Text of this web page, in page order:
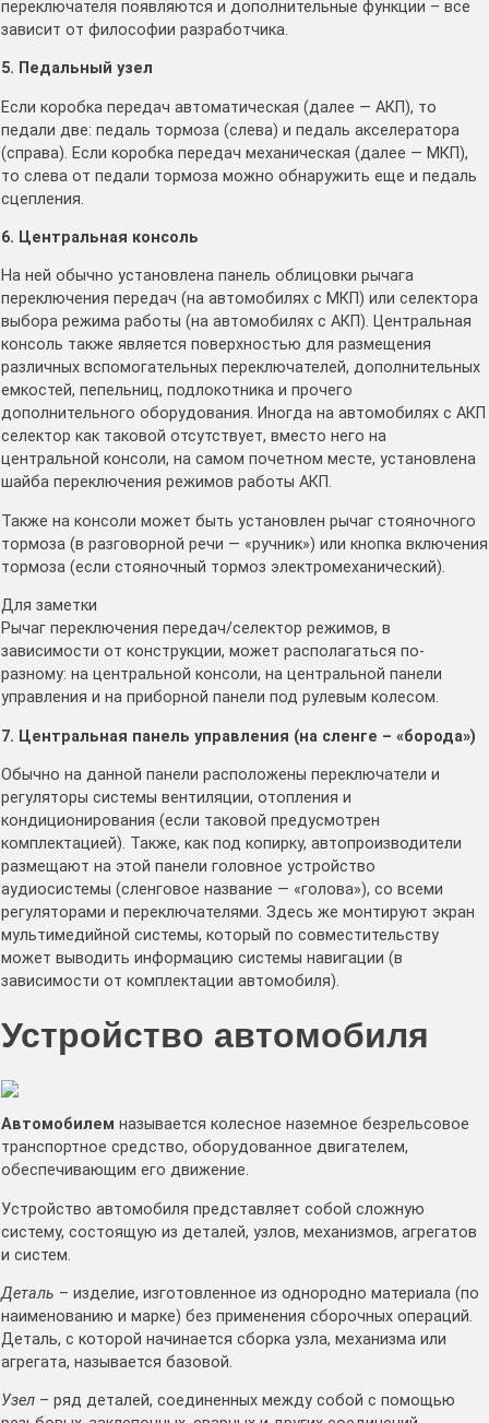
переключателя появляются и дополнительные функции – все
зависит от философии разработчика.
5. Педальный узел
Если коробка передач автоматическая (далее — АКП), то
педали две: педаль тормоза (слева) и педаль акселератора
(справа). Если коробка передач механическая (далее — МКП),
то слева от педали тормоза можно обнаружить еще и педаль
сцепления.
6. Центральная консоль
На ней обычно установлена панель облицовки рычага
переключения передач (на автомобилях с МКП) или селектора
выбора режима работы (на автомобилях с АКП). Центральная
консоль также является поверхностью для размещения
различных вспомогательных переключателей, дополнительных
емкостей, пепельниц, подлокотника и прочего
дополнительного оборудования. Иногда на автомобилях с АКП
селектор как таковой отсутствует, вместо него на
центральной консоли, на самом почетном месте, установлена
шайба переключения режимов работы АКП.
Также на консоли может быть установлен рычаг стояночного
тормоза (в разговорной речи — «ручник») или кнопка включения
тормоза (если стояночный тормоз электромеханический).
Для заметки
Рычаг переключения передач/селектор режимов, в
зависимости от конструкции, может располагаться по-
разному: на центральной консоли, на центральной панели
управления и на приборной панели под рулевым колесом.
7. Центральная панель управления (на сленге – «борода»)
Обычно на данной панели расположены переключатели и
регуляторы системы вентиляции, отопления и
кондиционирования (если таковой предусмотрен
комплектацией). Также, как под копирку, автопроизводители
размещают на этой панели головное устройство
аудиосистемы (сленговое название — «голова»), со всеми
регуляторами и переключателями. Здесь же монтируют экран
мультимедийной системы, который по совместительству
может выводить информацию системы навигации (в
зависимости от комплектации автомобиля).
Устройство автомобиля
Автомобилем называется колесное наземное безрельсовое
транспортное средство, оборудованное двигателем,
обеспечивающим его движение.
Устройство автомобиля представляет собой сложную
систему, состоящую из деталей, узлов, механизмов, агрегатов
и систем.
Деталь – изделие, изготовленное из однородно материала (по
наименованию и марке) без применения сборочных операций.
Деталь, с которой начинается сборка узла, механизма или
агрегата, называется базовой.
Узел – ряд деталей, соединенных между собой с помощью